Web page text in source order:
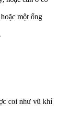
một ống
coi như vũ khí